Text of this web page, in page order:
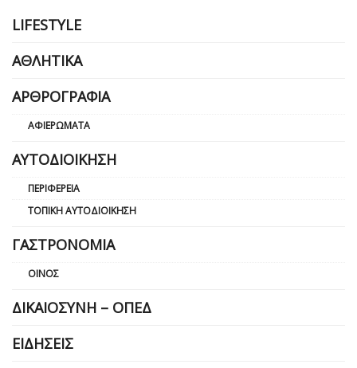
LIFESTYLE
ΑΘΛΗΤΙΚΆ
ΑΡΘΡΟΓΡΑΦΊΑ
ΑΦΙΕΡΏΜΑΤΑ
ΑΥΤΟΔΙΟΊΚΗΣΗ
ΠΕΡΙΦΈΡΕΙΑ
ΤΟΠΙΚΉ ΑΥΤΟΔΙΟΊΚΗΣΗ
ΓΑΣΤΡΟΝΟΜΊΑ
ΟΊΝΟΣ
ΔΙΚΑΙΟΣΎΝΗ – ΟΠΕΔ
ΕΙΔΉΣΕΙΣ